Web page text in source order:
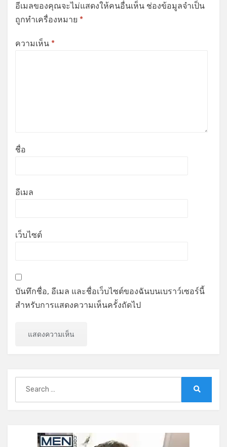
อีเมลของคุณจะไม่แสดงให้คนอื่นเห็น ช่องข้อมูลจำเป็น
ถูกทำเครื่องหมาย *
ความเห็น *
ชื่อ
อีเมล
เว็บไซต์
บันทึกชื่อ, อีเมล และชื่อเว็บไซต์ของฉันบนเบราว์เซอร์นี้
สำหรับการแสดงความเห็นครั้งถัดไป
for: